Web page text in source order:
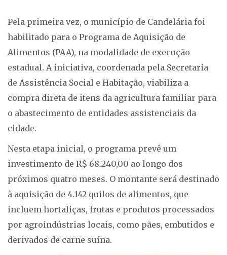
Pela primeira vez, o município de Candelária foi
habilitado para o Programa de Aquisição de
Alimentos (PAA), na modalidade de execução
estadual. A iniciativa, coordenada pela Secretaria
de Assistência Social e Habitação, viabiliza a
compra direta de itens da agricultura familiar para
o abastecimento de entidades assistenciais da
cidade.
Nesta etapa inicial, o programa prevê um
investimento de R$ 68.240,00 ao longo dos
próximos quatro meses. O montante será destinado
à aquisição de 4.142 quilos de alimentos, que
incluem hortaliças, frutas e produtos processados
por agroindústrias locais, como pães, embutidos e
derivados de carne suína.